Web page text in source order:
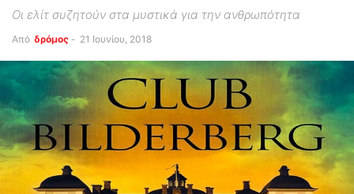
Οι ελίτ συζητούν στα μυστικά για την ανθρωπότητα
Από δρόμος - 21 Ιουνίου, 2018